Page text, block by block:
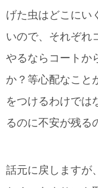
げた虫はどこにい
いので、それぞれ
やるならコートか
か？等心配なこと
をつけるわけでは
るのに不安が残る
話元に戻しますが